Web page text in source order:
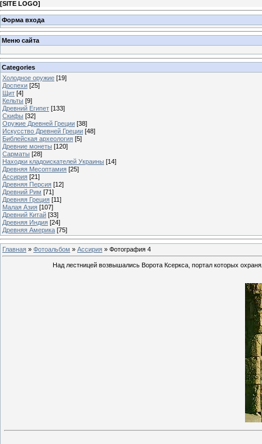
[SITE LOGO]
Форма входа
Меню сайта
Categories
Холодное оружие [19]
Доспехи [25]
Щит [4]
Кельты [9]
Древний Египет [133]
Скифы [32]
Оружие Древней Греции [38]
Искусство Древней Греции [48]
Библейская археология [5]
Древние монеты [120]
Сарматы [28]
Находки кладоискателей Украины [14]
Древняя Месоптамия [25]
Ассирия [21]
Древняя Персия [12]
Древний Рим [71]
Древняя Греция [11]
Малая Азия [107]
Древний Китай [33]
Древняя Индия [24]
Древняя Америка [75]
Главная » Фотоальбом » Ассирия » Фотография 4
Над лестницей возвышались Ворота Ксеркса, портал которых